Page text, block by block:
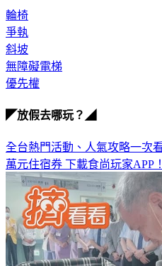
輪椅
爭執
斜坡
無障礙電梯
優先權
◤放假去哪玩？◢
全台熱門活動、人氣攻略一次
萬元住宿券 下載食尚玩家APP